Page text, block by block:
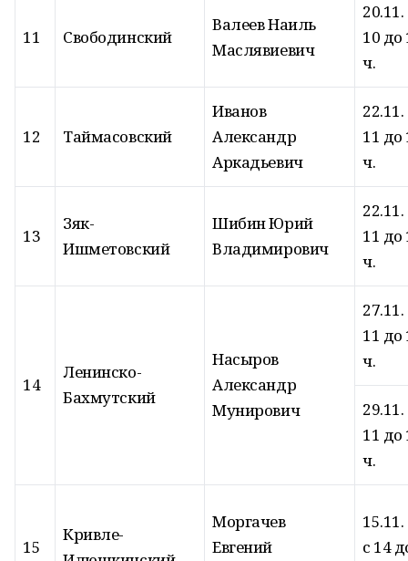
11 Свободинский
Валеев Наиль
Маслявиевич
20.11.
10 до
ч.
12 Таймасовский
Иванов
Александр
Аркадьевич
22.11.
11 до
ч.
13
Зяк-
Ишметовский
Шибин Юрий
Владимирович
22.11.
11 до
ч.
14
Ленинско-
Бахмутский
Насыров
Александр
Мунирович
27.11.
11 до
ч.
29.11.
11 до
ч.
15
Кривле-
Моргачев
Евгений
15.11.
с 14